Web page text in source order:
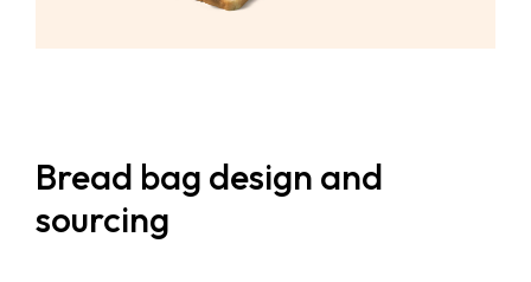
Bread bag design and
sourcing